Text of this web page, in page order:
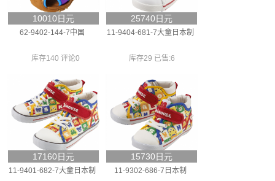
10010日元
62-9402-144-7中国
库存140 评论0
25740日元
11-9404-681-7大童日本制
库存29 已售:6
17160日元
11-9401-682-7大童日本制
15730日元
11-9302-686-7日本制